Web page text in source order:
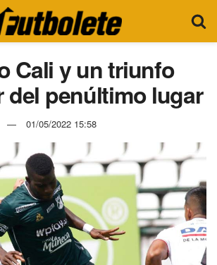
Cali y un triunfo
del penúltimo lugar
01/05/2022 15:58